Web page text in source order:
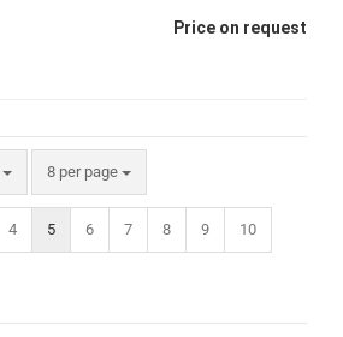
Price on request
8 per page
4 5 6 7 8 9 10